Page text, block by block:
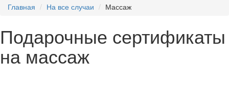
Главная На все случаи Массаж
Подарочные сертификаты
на массаж